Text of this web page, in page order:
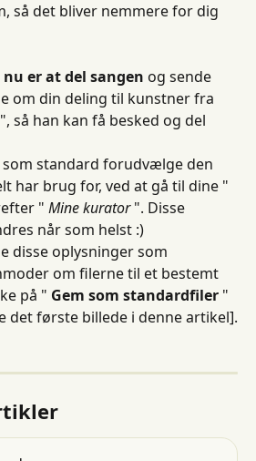
så det bliver nemmere for dig
er at del sangen og sende
om din deling til kunstner fra
så han kan få besked og del
som standard forudvælge den
har brug for, ved at gå til dine "
" Mine kurator ". Disse
når som helst :)
disse oplysninger som
om filerne til et bestemt
på " Gem som standardfiler "
det første billede i denne artikel].